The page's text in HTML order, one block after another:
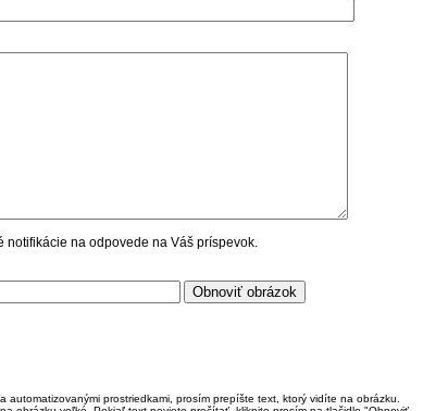
notifikácie na odpovede na Váš príspevok.
automatizovanými prostriedkami, prosím prepíšte text, ktorý vidíte na obrázku.